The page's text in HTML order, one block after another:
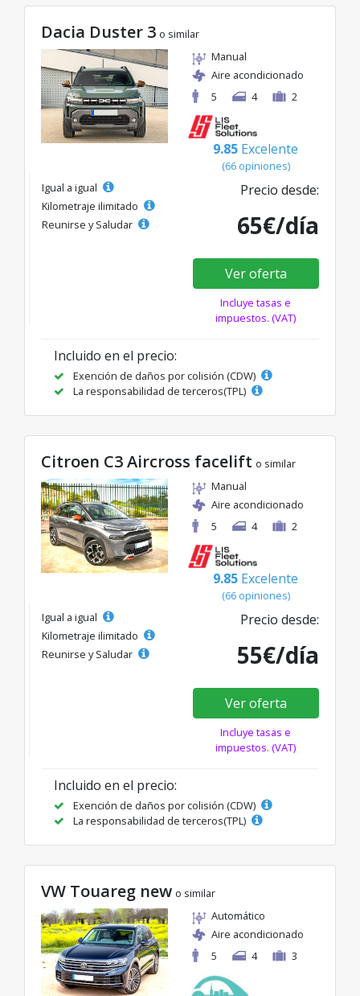
Dacia Duster 3 o similar
Manual
Aire acondicionado
5
4 2
9.85 Excelente
(66 opiniones)
Igual a igual
Kilometraje ilimitado
Reunirse y Saludar
Precio desde:
65€/día
Ver oferta
Incluye tasas e
impuestos. (VAT)
Incluido en el precio:
Exención de daños por colisión (CDW)
La responsabilidad de terceros(TPL)
Citroen C3 Aircross facelift o similar
Manual
Aire acondicionado
5
4 2
9.85 Excelente
(66 opiniones)
Igual a igual
Kilometraje ilimitado
Reunirse y Saludar
Precio desde:
55€/día
Ver oferta
Incluye tasas e
impuestos. (VAT)
Incluido en el precio:
Exención de daños por colisión (CDW)
La responsabilidad de terceros(TPL)
VW Touareg new o similar
Automático
Aire acondicionado
5
4 3